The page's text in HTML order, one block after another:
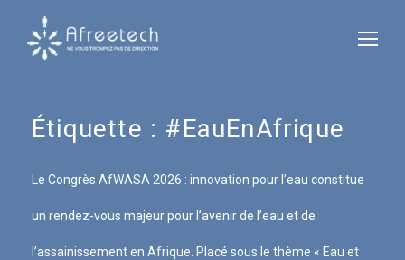
Étiquette : #EauEnAfrique
Le Congrès AfWASA 2026 : innovation pour l’eau constitue
un rendez-vous majeur pour l’avenir de l’eau et de
l’assainissement en Afrique. Placé sous le thème « Eau et